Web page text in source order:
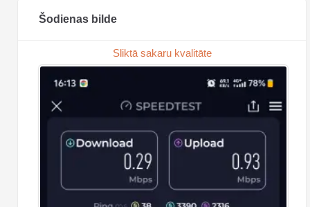
Šodienas bilde
Sliktā sakaru kvalitāte